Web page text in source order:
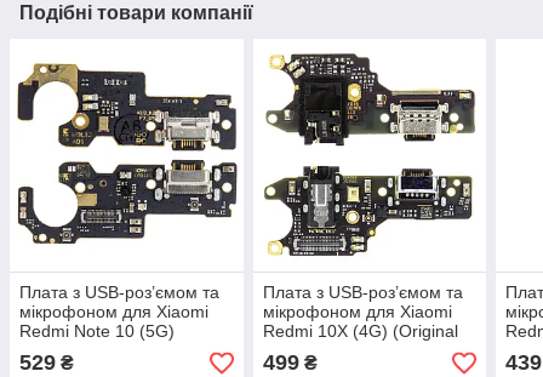
Подібні товари компанії
Плата з USB-роз’ємом та
мікрофоном для Xiaomi
Redmi Note 10 (5G)
(Original Used)
529 ₴
Плата з USB-роз’ємом та
мікрофоном для Xiaomi
Redmi 10X (4G) (Original
Used)
499₴ 439